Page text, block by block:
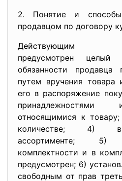
2. Понятие и
продавцом по договору
Действующим
предусмотрен
обязанности продавца
путем вручения товара
его в распоряжение
принадлежностями
относящимися к
количестве; 4) в
ассортименте; 5)
комплектности и в
предусмотрен; 6)
свободным от прав